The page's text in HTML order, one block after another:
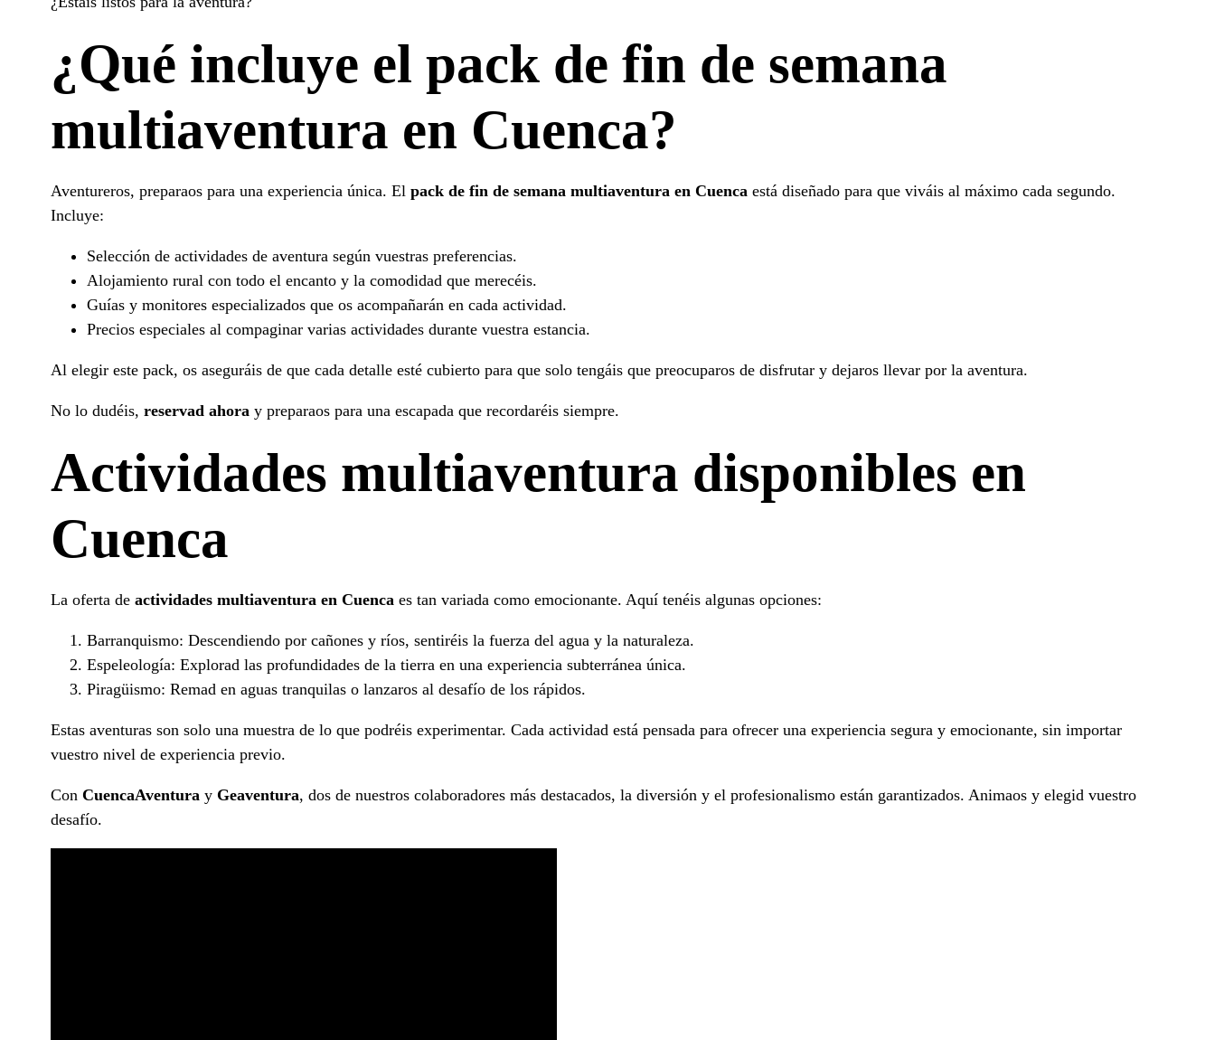
¿Qué incluye el pack de fin de semana
multiaventura en Cuenca?
Aventureros, preparaos para una experiencia única. El pack de fin de semana multiaventura en Cuenca está diseñado para que viváis al máximo cada segundo.
Incluye:
Selección de actividades de aventura según vuestras preferencias.
Alojamiento rural con todo el encanto y la comodidad que merecéis.
Guías y monitores especializados que os acompañarán en cada actividad.
Precios especiales al compaginar varias actividades durante vuestra estancia.
Al elegir este pack, os aseguráis de que cada detalle esté cubierto para que solo tengáis que preocuparos de disfrutar y dejaros llevar por la aventura.
No lo dudéis, reservad ahora y preparaos para una escapada que recordaréis siempre.
Actividades multiaventura disponibles en
Cuenca
La oferta de actividades multiaventura en Cuenca es tan variada como emocionante. Aquí tenéis algunas opciones:
Barranquismo: Descendiendo por cañones y ríos, sentiréis la fuerza del agua y la naturaleza.
Espeleología: Explorad las profundidades de la tierra en una experiencia subterránea única.
Piragüismo: Remad en aguas tranquilas o lanzaros al desafío de los rápidos.
Estas aventuras son solo una muestra de lo que podréis experimentar. Cada actividad está pensada para ofrecer una experiencia segura y emocionante, sin importar
vuestro nivel de experiencia previo.
Con CuencaAventura y Geaventura, dos de nuestros colaboradores más destacados, la diversión y el profesionalismo están garantizados. Animaos y elegid vuestro
desafío.